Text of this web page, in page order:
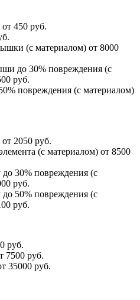
450 руб.
(с материалом) от 8000
до 30% повреждения (с
руб.
повреждения (с материалом)
2050 руб.
(с материалом) от 8500
30% повреждения (с
руб.
50% повреждения (с
руб.
руб.
7500 руб.
35000 руб.